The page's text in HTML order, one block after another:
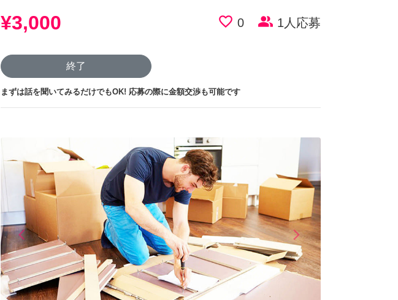
¥3,000 favorite_border 0 people_alt 1人応募
終了
まずは話を聞いてみるだけでもOK! 応募の際に金額交渉も可能です
arrow_back_iosPrevious arrow_forward_iosNext